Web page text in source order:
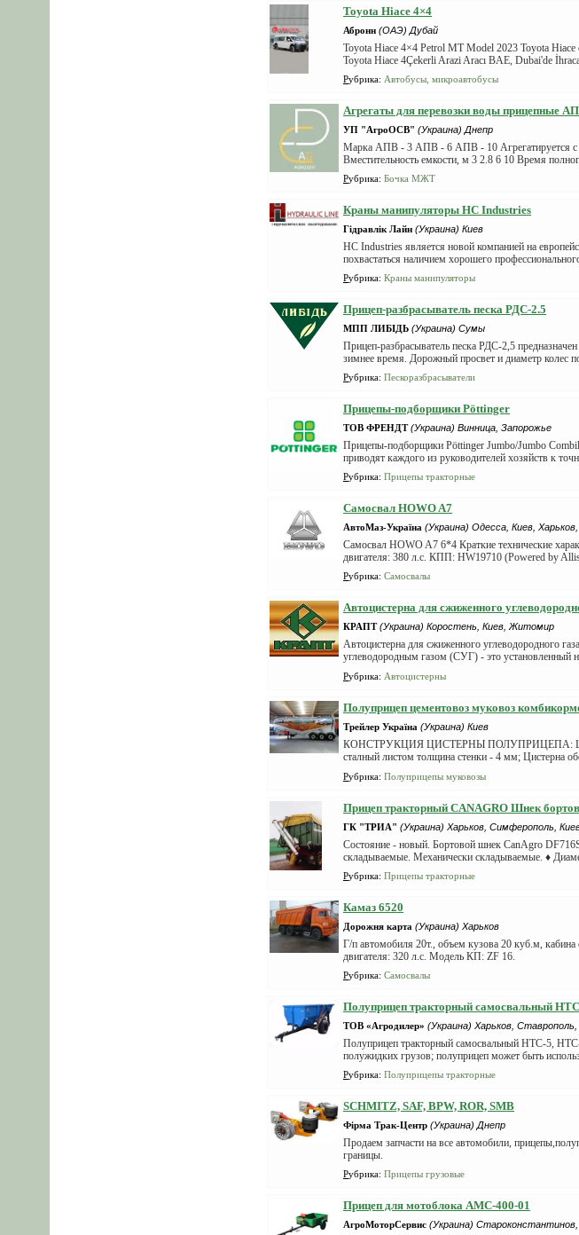
Toyota Hiace 4×4
Абронн (ОАЭ) Дубай
Toyota Hiace 4×4 Petrol MT Model 2023 Toyota
Toyota Hiace 4Çekerli Arazi Aracı BAE, Dubai'de
Рубрика: Автобусы, микроавтобусы
Агрегаты для перевозки воды прицепные
УП "АгроОСВ" (Украина) Днепр
Марка АПВ - 3 АПВ - 6 АПВ - 10 Агрегатируется с
Вместительность емкости, м 3 2.8 6 10 Время
Рубрика: Бочка МЖТ
Краны манипуляторы HC Industries
Гідравлік Лайн (Украина) Киев
HC Industries является новой компанией на
похвастаться наличием хорошего
Рубрика: Краны манипуляторы
Прицеп-разбрасыватель песка РДС-2.5
МПП ЛИБІДЬ (Украина) Сумы
Прицеп-разбрасыватель песка РДС-2,5
зимнее время. Дорожный просвет и диаметр колес
Рубрика: Пескоразбрасыватели
Прицепы-подборщики Pöttinger
ТОВ ФРЕНДТ (Украина) Винница, Запорожье
Прицепы-подборщики Pöttinger Jumbo/Jumbo
приводят каждого из руководителей хозяйств к
Рубрика: Прицепы тракторные
Самосвал HOWO A7
АвтоМаз-Україна (Украина) Одесса, Киев,
Самосвал HOWO A7 6*4 Краткие технические
двигателя: 380 л.с. КПП: HW19710 (Powered by
Рубрика: Самосвалы
Автоцистерна для сжиженного
КРАПТ (Украина) Коростень, Киев, Житомир
Автоцистерна для сжиженного углеводородного
углеводородным газом (СУГ) - это установленный
Рубрика: Автоцистерны
Полуприцеп цементовоз муковоз
Трейлер Україна (Украина) Киев
КОНСТРУКЦИЯ ЦИСТЕРНЫ ПОЛУПРИЦЕПА:
сталный листом толщина стенки - 4 мм; Цистерна
Рубрика: Полуприцепы муковозы
Прицеп тракторный CANAGRO Шнек
ГК "ТРИА" (Украина) Харьков, Симферополь,
Состояние - новый. Бортовой шнек CanAgro
складываемые. Механически складываемые. ♦
Рубрика: Прицепы тракторные
Камаз 6520
Дорожня карта (Украина) Харьков
Г/п автомобиля 20т., объем кузова 20 куб.м,
двигателя: 320 л.с. Модель КП: ZF 16.
Рубрика: Самосвалы
Полуприцеп тракторный самосвальный
ТОВ «Агродилер» (Украина) Харьков,
Полуприцеп тракторный самосвальный НТС-5,
полужидких грузов; полуприцеп может быть
Рубрика: Полуприцепы тракторные
SCHMITZ, SAF, BPW, ROR, SMB
Фірма Трак-Центр (Украина) Днепр
Продаем запчасти на все автомобили,
границы.
Рубрика: Прицепы грузовые
Прицеп для мотоблока АМС-400-01
АгроМоторСервис (Украина)